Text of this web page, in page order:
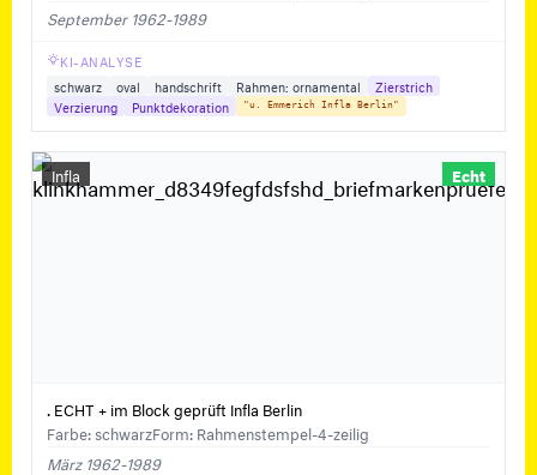
September 1962-1989
KI-ANALYSE
schwarz
oval handschrift Rahmen: ornamental
Zierstrich
Verzierung
Punktdekoration "u. Emmerich Infla Berlin"
Infla Echt
. ECHT + im Block geprüft Infla Berlin
Farbe: schwarzForm: Rahmenstempel-4-zeilig
März 1962-1989